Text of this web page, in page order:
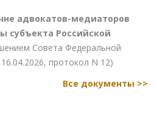
адвокатов-медиаторов
субъекта Российской
Совета Федеральной
протокол N 12)
Все документы >>